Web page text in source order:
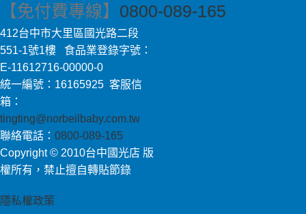
【免付費專線】 0800-089-165
412台中市大里區國光路二段
551-1號1樓 食品業登錄字號：
E-11612716-00000-0
統一編號：16165925 客服信
箱：
tingting@norbeilbaby.com.tw
聯絡電話： 0800-089-165
Copyright © 2010台中國光店 版
權所有，禁止擅自轉貼節錄
隱私權政策